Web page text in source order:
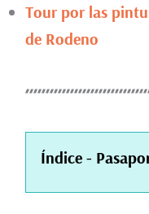
Tour por las
de Rodeno
Índice -